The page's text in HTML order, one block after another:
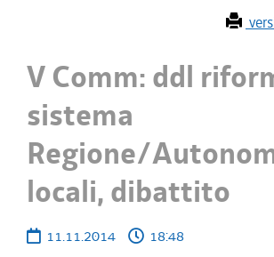
V Comm: ddl
sistema
Regione/
locali, dibattito
11.11.2014
18:48